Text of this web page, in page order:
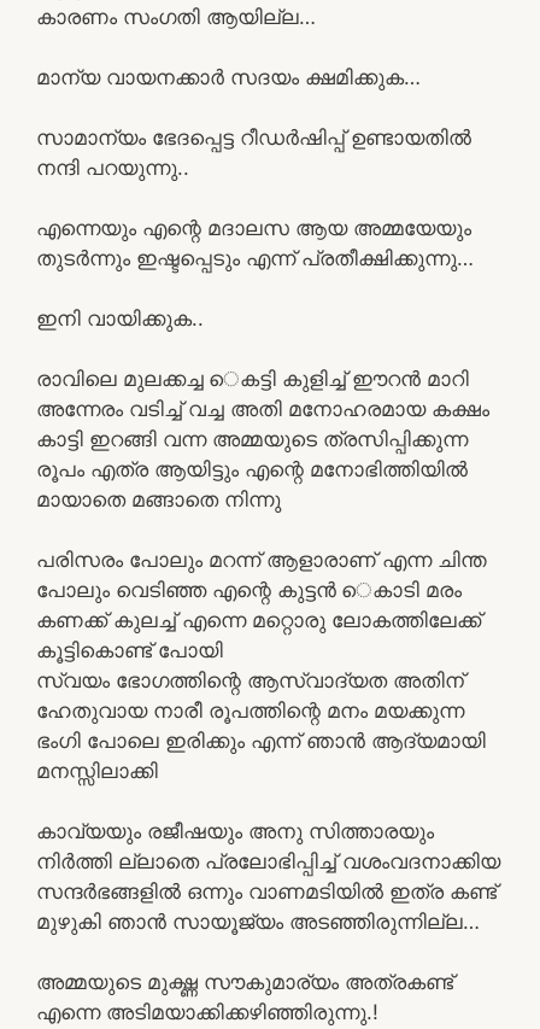
കാരണം സംഗതി ആയില്ല…
മാന്യ വായനക്കാർ സദയം ക്ഷമിക്കുക…
സാമാന്യം ഭേദപ്പെട്ട റീഡർഷിപ്പ് ഉണ്ടായതിൽ
നന്ദി പറയുന്നു..
എന്നെയും എന്റെ മദാലസ ആയ അമ്മയേയും
തുടർന്നും ഇഷ്ടപ്പെടും എന്ന് പ്രതീക്ഷിക്കുന്നു…
ഇനി വായിക്കുക..
രാവിലെ മുലക്കച്ച െകട്ടി കുളിച്ച് ഈറൻ മാറി
അന്നേരം വടിച്ച് വച്ച അതി മനോഹരമായ കക്ഷം
കാട്ടി ഇറങ്ങി വന്ന അമ്മയുടെ ത്രസിപ്പിക്കുന്ന
രൂപം എത്ര ആയിട്ടും എന്റെ മനോഭിത്തിയിൽ
മായാതെ മങ്ങാതെ നിന്നു
പരിസരം പോലും മറന്ന് ആളാരാണ് എന്ന ചിന്ത
പോലും വെടിഞ്ഞ എന്റെ കുട്ടൻ െകാടി മരം
കണക്ക് കുലച്ച് എന്നെ മറ്റൊരു ലോകത്തിലേക്ക്
കൂട്ടികൊണ്ട് പോയി
സ്വയം ഭോഗത്തിന്റെ ആസ്വാദ്യത അതിന്
ഹേതുവായ നാരീ രൂപത്തിന്റെ മനം മയക്കുന്ന
ഭംഗി പോലെ ഇരിക്കും എന്ന് ഞാൻ ആദ്യമായി
മനസ്സിലാക്കി
കാവ്യയും രജീഷയും അനു സിത്താരയും
നിർത്തി ല്ലാതെ പ്രലോഭിപ്പിച്ച് വശംവദനാക്കിയ
സന്ദർഭങ്ങളിൽ ഒന്നും വാണമടിയിൽ ഇത്ര കണ്ട്
മുഴുകി ഞാൻ സായൂജ്യം അടഞ്ഞിരുന്നില്ല…
അമ്മയുടെ മുഗ്ദ്ധ സൗകുമാര്യം അത്രകണ്ട്
എന്നെ അടിമയാക്കിക്കഴിഞ്ഞിരുന്നു.!